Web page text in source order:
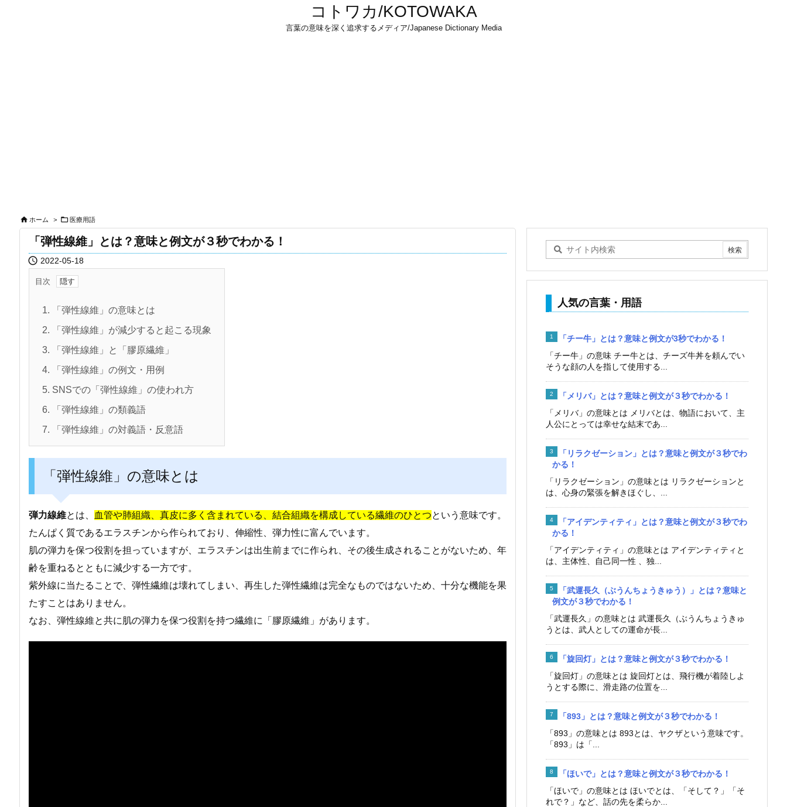
コトワカ/KOTOWAKA
言葉の意味を深く追求するメディア/Japanese Dictionary Media
 ホーム >  医療用語
「弾性線維」とは？意味と例文が３秒でわかる！
 2022-05-18
目次
1. 「弾性線維」の意味とは
2. 「弾性線維」が減少すると起こる現象
3. 「弾性線維」と「膠原繊維」
4. 「弾性線維」の例文・用例
5. SNSでの「弾性線維」の使われ方
6. 「弾性線維」の類義語
7. 「弾性線維」の対義語・反意語
「弾性線維」の意味とは
弾力線維とは、 血管や肺組織、真皮に多く含まれている、結合組織を構成している繊維のひとつという意味です。
たんぱく質であるエラスチンから作られており、伸縮性、弾力性に富んでいます。
肌の弾力を保つ役割を担っていますが、エラスチンは出生前までに作られ、その後生成されることがないため、年
齢を重ねるとともに減少する一方です。
紫外線に当たることで、弾性繊維は壊れてしまい、再生した弾性繊維は完全なものではないため、十分な機能を果
たすことはありません。
なお、弾性線維と共に肌の弾力を保つ役割を持つ繊維に「膠原繊維」があります。
人気の言葉・用語
「チー牛」とは？意味と例文が3秒でわかる！
「チー牛」の意味 チー牛とは、チーズ牛丼を頼んでい
そうな顔の人を指して使用する...
「メリバ」とは？意味と例文が３秒でわかる！
「メリバ」の意味とは メリバとは、物語において、主
人公にとっては幸せな結末であ...
「リラクゼーション」とは？意味と例文が３秒でわ
かる！
「リラクゼーション」の意味とは リラクゼーションと
は、心身の緊張を解きほぐし、...
「アイデンティティ」とは？意味と例文が３秒でわ
かる！
「アイデンティティ」の意味とは アイデンティティと
は、主体性、自己同一性 、独...
「武運長久（ぶうんちょうきゅう）」とは？意味と
例文が３秒でわかる！
「武運長久」の意味とは 武運長久（ぶうんちょうきゅ
うとは、武人としての運命が長...
「旋回灯」とは？意味と例文が３秒でわかる！
「旋回灯」の意味とは 旋回灯とは、飛行機が着陸しよ
うとする際に、滑走路の位置を...
「893」とは？意味と例文が３秒でわかる！
「893」の意味とは 893とは、ヤクザという意味です。
「893」は「...
「ほいで」とは？意味と例文が３秒でわかる！
「ほいで」の意味とは ほいでとは、「そして？」「そ
れで？」など、話の先を柔らか...